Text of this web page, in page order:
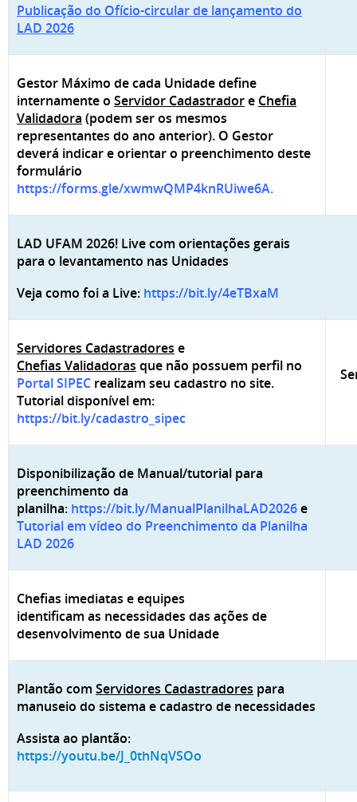
Publicação do Ofício-circular de lançamento do
LAD 2026
Gestor Máximo de cada Unidade define
internamente o Servidor Cadastradore Chefia
Validadora (podem ser os mesmos
representantes do ano anterior). O Gestor
deverá indicar e orientar o preenchimento deste
formulário
https://forms.gle/xwmwQMP4knRUiwe6A.
LAD UFAM 2026! Live com orientações gerais
para o levantamento nas Unidades
Veja como foi a Live: https://bit.ly/4eTBxaM
Servidores Cadastradores e
Chefias Validadoras que não possuem perfil no
Portal SIPEC realizam seu cadastro no site.
Tutorial disponível em:
https://bit.ly/cadastro_sipec
Disponibilização de Manual/tutorial para
preenchimento da
planilha: https://bit.ly/ManualPlanilhaLAD2026e
Tutorial em vídeo do Preenchimento da Planilha
LAD 2026
Chefias imediatas e equipes
identificam as necessidades das ações de
desenvolvimento de sua Unidade
Plantão com Servidores Cadastradores para
manuseio do sistema e cadastro de necessidades
Assista ao plantão:
https://youtu.be/J_0thNqVSOo